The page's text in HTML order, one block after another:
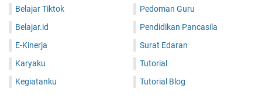
Belajar Tiktok
Belajar.id
E-Kinerja
Karyaku
Kegiatanku
Pedoman Guru
Pendidikan Pancasila
Surat Edaran
Tutorial
Tutorial Blog